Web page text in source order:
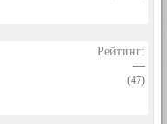
Рейтинг:
—
(47)